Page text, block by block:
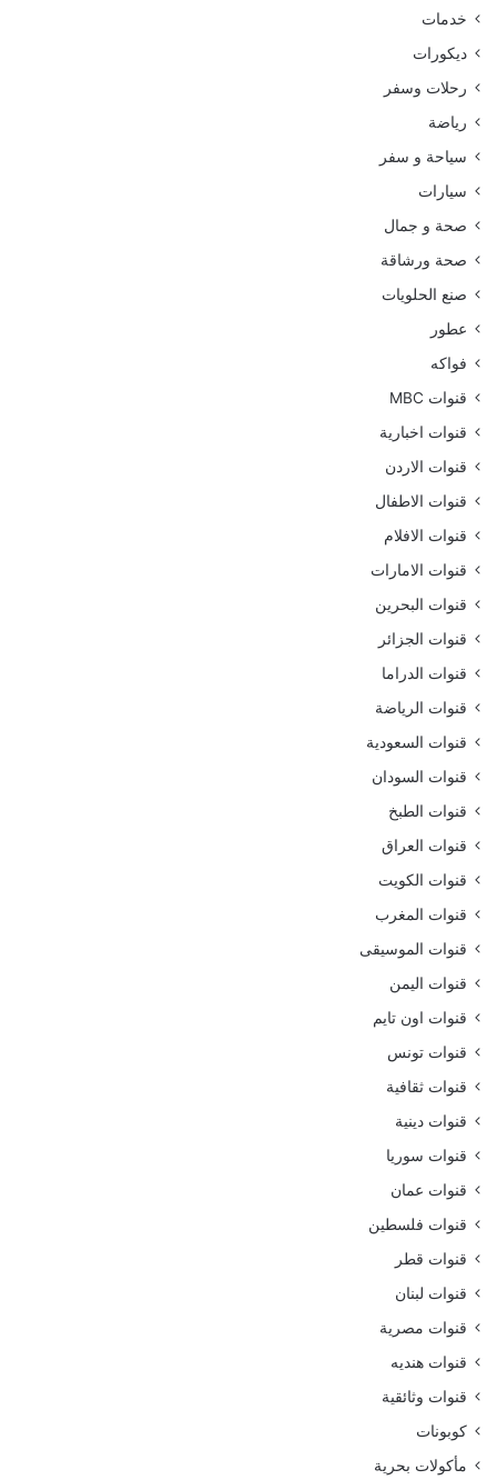
خدمات
ديكورات
رحلات وسفر
رياضة
سياحة و سفر
سيارات
صحة و جمال
صحة ورشاقة
صنع الحلويات
عطور
فواكه
قنوات MBC
قنوات اخبارية
قنوات الاردن
قنوات الاطفال
قنوات الافلام
قنوات الامارات
قنوات البحرين
قنوات الجزائر
قنوات الدراما
قنوات الرياضة
قنوات السعودية
قنوات السودان
قنوات الطبخ
قنوات العراق
قنوات الكويت
قنوات المغرب
قنوات الموسيقى
قنوات اليمن
قنوات اون تايم
قنوات تونس
قنوات ثقافية
قنوات دينية
قنوات سوريا
قنوات عمان
قنوات فلسطين
قنوات قطر
قنوات لبنان
قنوات مصرية
قنوات هنديه
قنوات وثائقية
كوبونات
مأكولات بحرية